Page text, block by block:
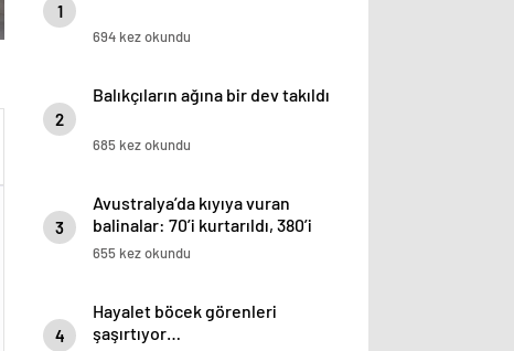
1
694 kez okundu
2
Balıkçıların ağına bir dev takıldı
685 kez okundu
3
Avustralya’da kıyıya vuran
balinalar: 70’i kurtarıldı, 380’i
öldü
655 kez okundu
4
Hayalet böcek görenleri
şaşırtıyor…